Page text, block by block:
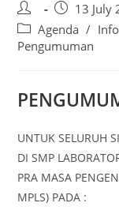
13 July
Agenda /
Pengumuman
UNTUK SELURUH
DI SMP
PRA MASA
MPLS) PADA :